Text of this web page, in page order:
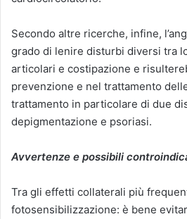
Secondo altre ricerche, infine,
grado di lenire disturbi diversi tra
articolari e costipazione e
prevenzione e nel trattamento
trattamento in particolare di due
depigmentazione e psoriasi.
Avvertenze e possibili
Tra gli effetti collaterali più
fotosensibilizzazione: è bene